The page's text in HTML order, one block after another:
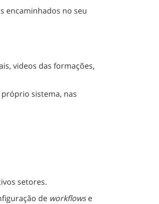
encaminhados no seu
videos das formações,
sistema, nas
setores.
de workflowse